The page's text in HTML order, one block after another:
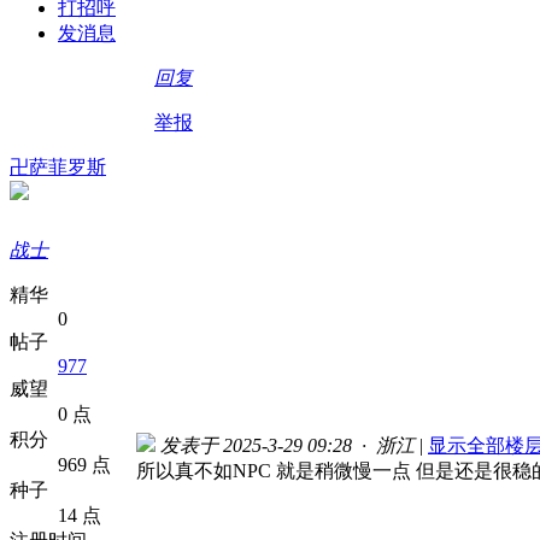
打招呼
发消息
回复
举报
卍萨菲罗斯
战士
精华
0
帖子
977
威望
0 点
积分
969 点
种子
14 点
发表于 2025-3-29 09:28 · 浙江 | 显示全部楼
所以真不如NPC 就是稍微慢一点 但是还是很稳